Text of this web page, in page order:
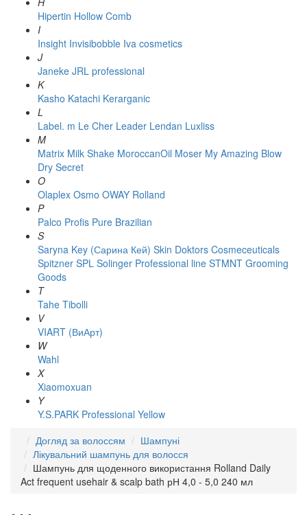
Hipertin Hollow Comb
I
Insight Invisibobble Iva cosmetics
J
Janeke JRL professional
K
Kasho Katachi Kerarganic
L
Label. m Le Cher Leader Lendan Luxliss
M
Matrix Milk Shake MoroccanOil Moser My Amazing Blow
Dry Secret
O
Olaplex Osmo OWAY Rolland
P
Palco Profis Pure Brazilian
S
Saryna Key (Сарина Кей) Skin Doktors Cosmeceuticals
Spitzner SPL Solinger Professional line STMNT Grooming
Goods
T
Tahe Tibolli
V
VIART (ВиАрт)
W
Wahl
X
Xiaomoxuan
Y
Y.S.PARK Professional Yellow
Догляд за волоссям
Шампуні
Лікувальний шампунь для волосся
Шампунь для щоденного використання Rolland Daily
Act frequent usehair & scalp bath рН 4,0 - 5,0 240 мл